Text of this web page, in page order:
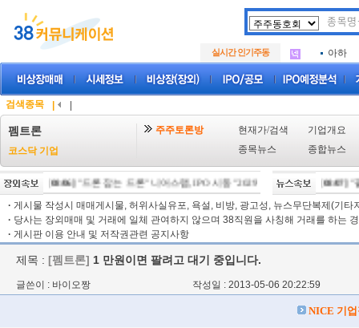
실시간 인기주동
아크로
.
삼성메
아하
.
삼성메
검색종목
펨트론
코스닥 기업
주주토론방 현재가/검색
기업개요
종목뉴스
종합뉴스
[08/06]"드론 잡는 드론" 니어스랩, IPO 시동 "2029년 방공망 체계 편입"
[08/07]"팔
· 게시물 작성시 매매게시물, 허위사실유포, 욕설, 비방, 광고성, 뉴스무단복제(기타
· 당사는 장외매매 및 거래에 일체 관여하지 않으며 38직원을 사칭해 거래를 하는
· 게시판 이용 안내 및 저작권관련 공지사항
제목 : [펨트론] 1 만원이면 팔려고 대기 중입니다.
글쓴이 : 바이오짱 작성일 : 2013-05-06 20:22:59
NICE 기